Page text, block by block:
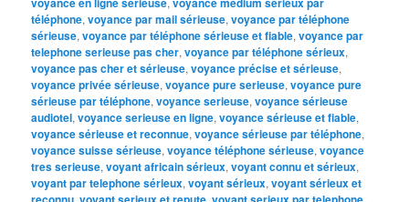
téléphone,voyance par mail sérieuse,voyance par téléphone
sérieuse,voyance par téléphone sérieuse et fiable,voyance par
telephone serieuse pas cher,voyance par téléphone sérieux,
voyance pas cher et sérieuse,voyance précise et sérieuse,
voyance privée sérieuse,voyance pure serieuse,voyance pure
sérieuse par téléphone,voyance serieuse,voyance sérieuse
audiotel,voyance serieuse en ligne,voyance sérieuse et fiable,
voyance sérieuse et reconnue,voyance sérieuse par téléphone,
voyance suisse sérieuse,voyance téléphone sérieuse,voyance
tres serieuse,voyant africain sérieux,voyant connu et sérieux,
voyant par telephone sérieux,voyant sérieux,voyant sérieux et
, , ,